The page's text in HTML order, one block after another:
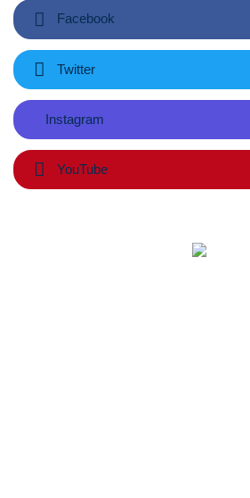
Facebook
Twitter
Instagram
YouTube